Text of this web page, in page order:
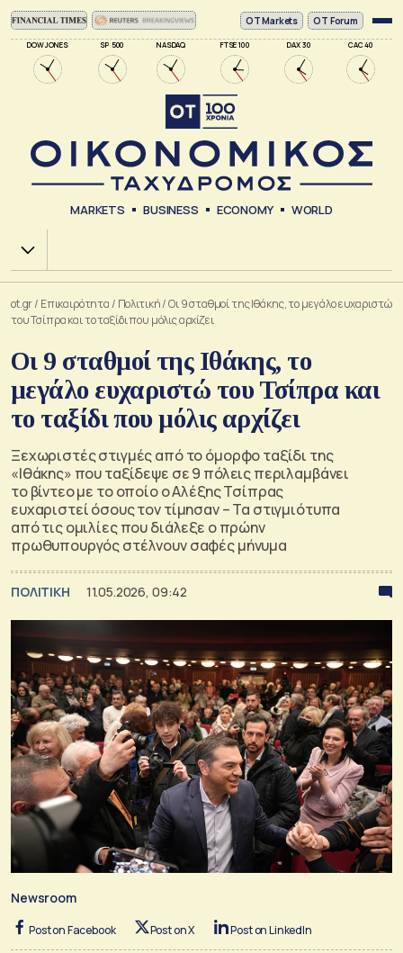
DOW JONES SP 500 NASDAQ FTSE 100 DAX 30 CAC 40
ΟΤ Markets OT Forum
MARKETS BUSINESS ECONOMY WORLD
Χ.Α.
ot.gr/ Επικαιρότητα / Πολιτική/Οι 9 σταθμοί της Ιθάκης, το μεγάλο ευχαριστώ
του Τσίπρα και το ταξίδι που μόλις αρχίζει
Οι 9 σταθμοί της Ιθάκης, το
μεγάλο ευχαριστώ του Τσίπρα και
το ταξίδι που μόλις αρχίζει
Ξεχωριστές στιγμές από το όμορφο ταξίδι της
«Ιθάκης» που ταξίδεψε σε 9 πόλεις περιλαμβάνει
το βίντεο με το οποίο ο Αλέξης Τσίπρας
ευχαριστεί όσους τον τίμησαν – Τα στιγμιότυπα
από τις ομιλίες που διάλεξε ο πρώην
πρωθυπουργός στέλνουν σαφές μήνυμα
ΠΟΛΙΤΙΚΗ 11.05.2026, 09:42
Newsroom
Post on Facebook Post on X Post on LinkedIn